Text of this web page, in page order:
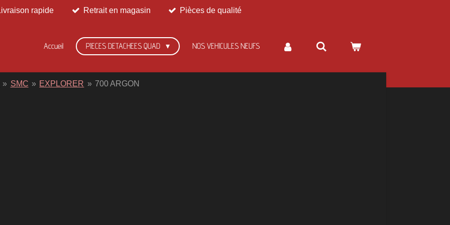
rapide Retrait en magasin Pièces de qualité
Accueil PIECES DETACHEES QUAD NOS VEHICULES NEUFS
» SMC » EXPLORER » 700 ARGON